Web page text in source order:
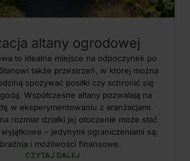
altany ogrodowej
to idealne miejsce na odpoczynek po
także przestrzeń, w której można
spożywać posiłki czy schronić się
Współczesne altany pozwalają na
w eksperymentowaniu z aranżacjami.
rozmiar działki jej otoczenie może stać
– jedynymi ograniczeniami są:
i możliwości finansowe.
CZYTAJ DALEJ